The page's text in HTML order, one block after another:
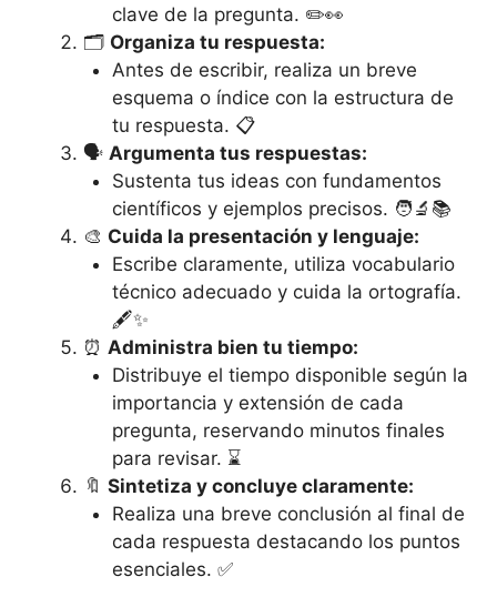
clave de la pregunta. ✏️👀
🗂️ Organiza tu respuesta:
Antes de escribir, realiza un breve
esquema o índice con la estructura de
tu respuesta. 📋
🗣️ Argumenta tus respuestas:
Sustenta tus ideas con fundamentos
científicos y ejemplos precisos. 🧑‍🔬📚
🎨 Cuida la presentación y lenguaje:
Escribe claramente, utiliza vocabulario
técnico adecuado y cuida la ortografía.
🖋️✨
⏰ Administra bien tu tiempo:
Distribuye el tiempo disponible según la
importancia y extensión de cada
pregunta, reservando minutos finales
para revisar. ⌛
🔖 Sintetiza y concluye claramente:
Realiza una breve conclusión al final de
cada respuesta destacando los puntos
esenciales. ✅